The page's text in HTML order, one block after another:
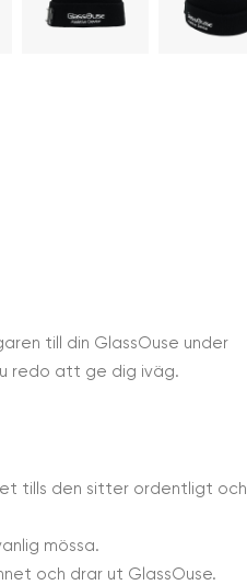
till din GlassOuse under
redo att ge dig iväg.
tills den sitter ordentligt och
mössa.
och drar ut GlassOuse.